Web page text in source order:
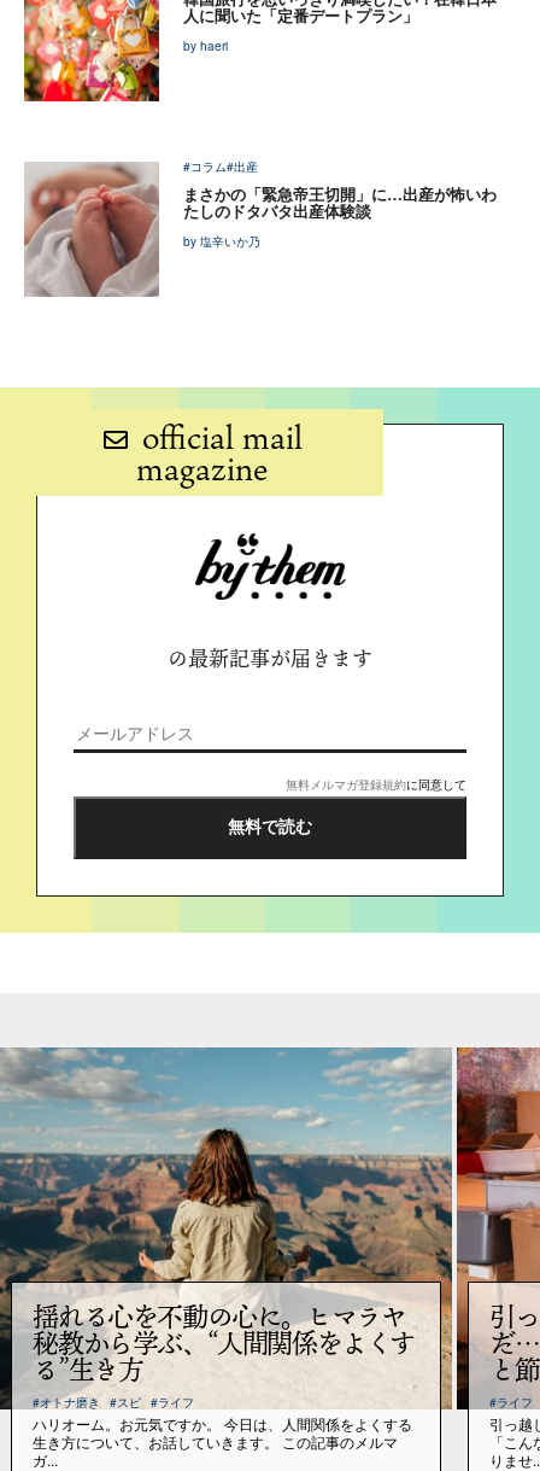
人に聞いた「定番デートプラン」
by haeri
#コラム#出産
まさかの「緊急帝王切開」に…出産が怖いわ
たしのドタバタ出産体験談
by 塩辛いか乃
official mail
magazine
の最新記事が届きます
無料メルマガ登録規約に同意して
揺れる心を不動の心に。ヒマラヤ
秘教から学ぶ、“人間関係をよくす
る”生き方
#オトナ磨き #スピ #ライフ
ハリオーム。お元気ですか。 今日は、人間関係をよくする
生き方について、お話していきます。 この記事のメルマ
ガ...
引
だ…
と
#ライフ
引っ越
「こ
りませ